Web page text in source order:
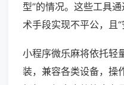
型”的情况。这些工具
术手段实现不平公，且“
小程序微乐麻将依托轻
装，兼容各类设备，操